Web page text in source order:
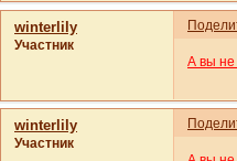
winterlily
Участник
А вы не
winterlily
Участник